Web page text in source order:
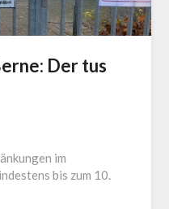
Der tus
im
bis zum 10.